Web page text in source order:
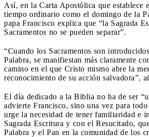
Así, en la Carta Apostólica que establece
tiempo ordinario como el domingo de la
papa Francisco explica que “la Sagrada
Sacramentos no se pueden separar”.
“Cuando los Sacramentos son
Palabra, se manifiestan más claramente
camino en el que Cristo mismo abre la
reconocimiento de su acción salvadora”,
El día dedicado a la Biblia no ha de ser
advierte Francisco, sino una vez para
urge la necesidad de tener familiaridad e
Sagrada Escritura y con el Resucitado,
Palabra y el Pan en la comunidad de los